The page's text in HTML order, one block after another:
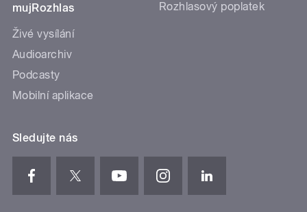
mujRozhlas
Živé vysílání
Audioarchiv
Podcasty
Mobilní aplikace
Rozhlasový poplatek
Sledujte nás